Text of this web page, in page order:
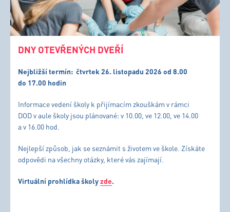
DNY OTEVŘENÝCH DVEŘÍ
Nejbližší termín: čtvrtek 26. listopadu 2026 od 8.00
do 17.00 hodin
Informace vedení školy k přijímacím zkouškám v rámci
DOD v aule školy jsou plánované: v 10.00, ve 12.00, ve 14.00
a v 16.00 hod.
Nejlepší způsob, jak se seznámit s životem ve škole. Získáte
odpovědi na všechny otázky, které vás zajímají.
Virtuální prohlídka školyzde.